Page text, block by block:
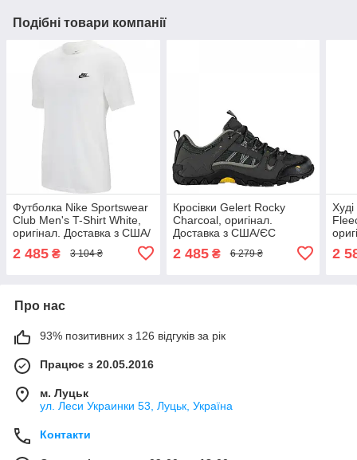
Подібні товари компанії
Футболка Nike Sportswear
Club Men's T-Shirt White,
оригінал. Доставка з США/
2 485 ₴ 3 104 ₴
Кросівки Gelert Rocky
Charcoal, оригінал.
Доставка з США/ЄС
2 485₴ 6 279 ₴ 2
Про нас
93% позитивних з 126 відгуків за рік
Працює з 20.05.2016
м. Луцьк
ул. Леси Украинки 53, Луцьк, Україна
Контакти